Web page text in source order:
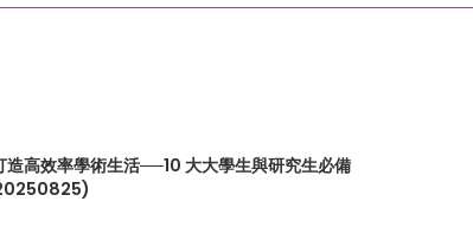
造高效率學術生活──10 大大學生與研究生必備